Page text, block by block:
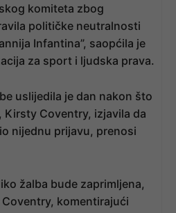
komiteta zbog
političke neutralnosti
Infantina”, saopćila je
za sport i ljudska prava.
uslijedila je dan nakon što
Kirsty Coventry, izjavila da
nijednu prijavu, prenosi
žalba bude zaprimljena,
komentirajući